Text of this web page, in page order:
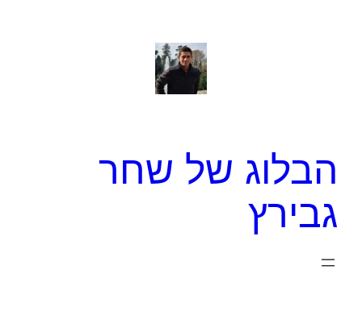
הבלוג של שחר
גבירץ